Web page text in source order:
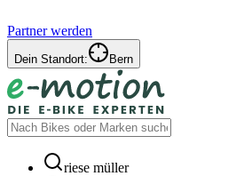
Partner werden
Dein Standort: Bern
riese müller